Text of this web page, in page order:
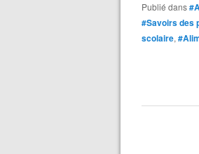
Publié dans
#Savoirs des
scolaire,